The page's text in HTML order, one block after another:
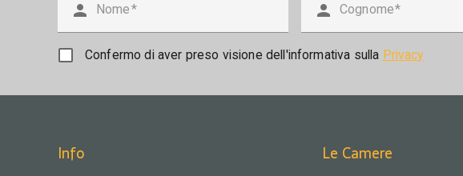
person Nome person Cognome
Confermo di aver preso visione dell'informativa sulla Privacy
Info Le Camere